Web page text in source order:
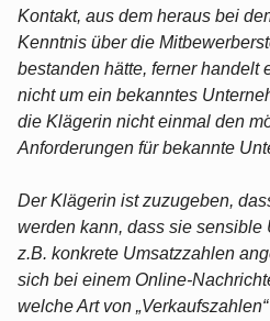
Kontakt, aus dem heraus bei
Kenntnis über die
bestanden hätte, ferner handelt
nicht um ein bekanntes
die Klägerin nicht einmal den
Anforderungen für bekannte
Der Klägerin ist zuzugeben,
werden kann, dass sie sensible
z.B. konkrete Umsatzzahlen
sich bei einem Online-
welche Art von